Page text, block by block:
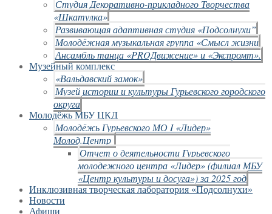
Студия Декоративно-прикладного Творчества
«Шкатулка»
Развивающая адаптивная студия «Подсолнухи”
Молодёжная музыкальная группа «Смысл жизни
Ансамбль танца «PROДвижение» и «Экспромт».
Музейный комплекс
«Вальдавский замок»
Музей истории и культуры Гурьевского городского
округа
Молодёжь МБУ ЦКД
Молодёжь Гурьевского МО I «Лидер»
Молод.Центр
Отчет о деятельности Гурьевского
молодежного центра «Лидер» (филиал МБУ
«Центр культуры и досуга») за 2025 год
Инклюзивная творческая лаборатория «Подсолнухи»
Новости
Афиши